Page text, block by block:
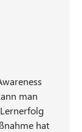
man
hat